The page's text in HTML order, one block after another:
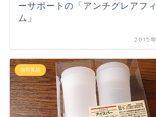
ーサポートの「アンチグレアフ
ム」
2015
無印良品